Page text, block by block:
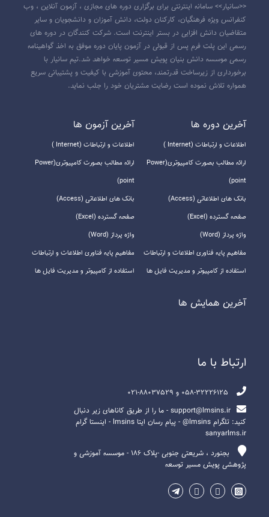
<<سانیار>> سامانه اینترنتی برای برگزاری دوره های مجازی ، آزمون آنلاین ، وب
کنفرانس ویژه فرهنگیان، کارکنان دولت، دانش آموزان و دانشجویان و سایر
متقاضیان دانش افزایی در بستر اینترنت است. شرکت کنندگان در دوره های
رسمی این پلت فرم پس از قبولی در آزمون پایان دوره موفق به اخذ گواهینامه
رسمی موسسه دانش بنیان پویش مسیر توسعه خواهد شد.تیم سانیار با
برخورداری از زیرساخت قدرتمند، محتوی آموزشی با کیفیت و پشتیبانی سریع
همواره تلاش نموده است رضایت مشتریان خود را جلب نماید.
آخرين دوره ها
اطلاعات و ارتباطات (Internet )
ارائه مطالب بصورت کامپیوتری(Power
point)
بانک های اطلاعاتی (Access)
صفحه گسترده (Excel)
واژه پرداز (Word)
مفاهیم پایه فناوری اطلاعات و ارتباطات
استفاده از کامپیوتر و مدیریت فایل ها
آخرين آزمون ها
اطلاعات و ارتباطات (Internet )
ارائه مطالب بصورت کامپیوتری(Power
point)
بانک های اطلاعاتی (Access)
صفحه گسترده (Excel)
واژه پرداز (Word)
مفاهیم پایه فناوری اطلاعات و ارتباطات
استفاده از کامپیوتر و مدیریت فایل ها
آخرين همايش ها
ارتباط با ما
support@lmsins.ir - ما را از طریق کاناهای زیر دنبال
کنید: تلگرام lmsins@ - پیام رسان ایتا lmsins - اینستا گرام
sanyarlms.ir
بجنورد ، شریعتی جنوبی -پلاک ۱۸۶ - موسسه آموزشی و
پژوهشی پویش مسیر توسعه